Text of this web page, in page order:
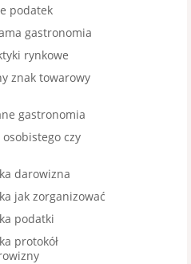
podatek
gastronomia
rynkowe
znak towarowy
gastronomia
czy
darowizna
jak zorganizować
podatki
protokół